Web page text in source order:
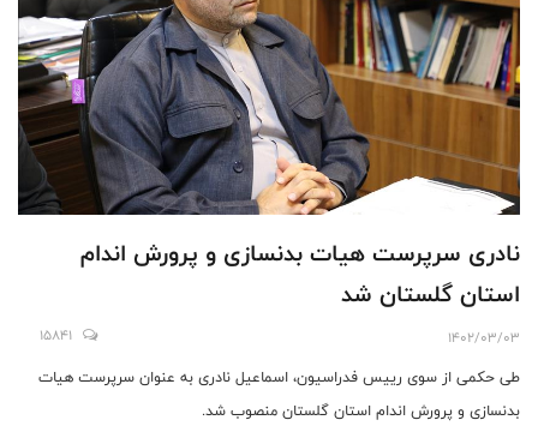
نادری سرپرست هیات بدنسازی و پرورش اندام
استان گلستان شد
1402/03/03
15841
طی حکمی از سوی رییس فدراسیون، اسماعیل نادری به عنوان سرپرست هیات
بدنسازی و پرورش اندام استان گلستان منصوب شد.